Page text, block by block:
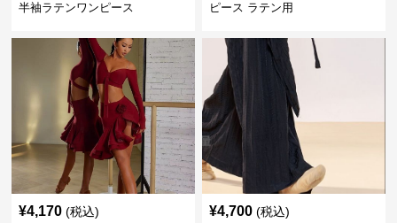
半袖ラテンワンピース
ピース ラテン用
¥4,170 (税込) ¥4,700 (税込)